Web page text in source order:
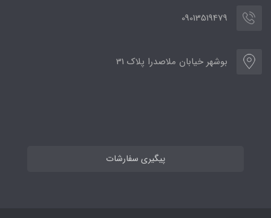
09013519479
بوشهر خیابان ملاصدرا پلاک 31
پیگیری سفارشات